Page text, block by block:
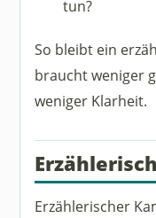
tun?
So bleibt ein
braucht weniger
weniger Klarheit.
Erzählerischer